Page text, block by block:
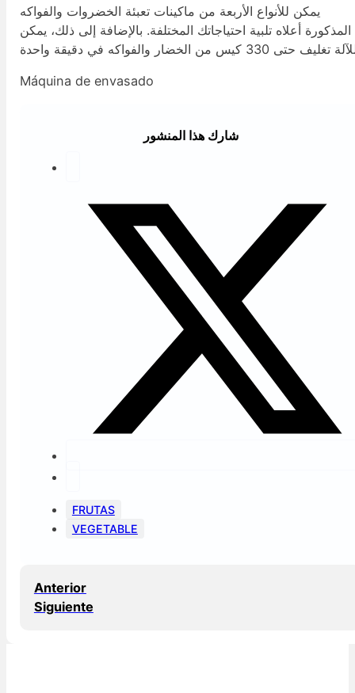
يمكن للأنواع الأربعة من ماكينات تعبئة الخضروات والفواكه
المذكورة أعلاه تلبية احتياجاتك المختلفة. بالإضافة إلى ذلك، يمكن
Máquina de envasado
شارك هذا المنشور
FRUTAS
VEGETABLE
Anterior
Siguiente